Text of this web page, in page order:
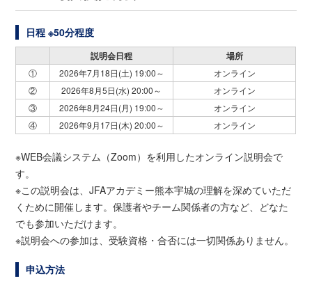
日程 ※50分程度
説明会日程 場所
① 2026年7月18日(土) 19:00～
オンライン
②
2026年8月5日(水) 20:00～
オンライン
③
2026年8月24日(月) 19:00～
オンライン
④
2026年9月17日(木) 20:00～ オンライン
※WEB会議システム（Zoom）を利用したオンライン説明会で
す。
※この説明会は、JFAアカデミー熊本宇城の理解を深めていただ
くために開催します。保護者やチーム関係者の方など、どなた
でも参加いただけます。
※説明会への参加は、受験資格・合否には一切関係ありません。
申込方法